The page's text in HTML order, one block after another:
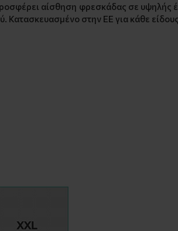
αίσθηση φρεσκάδας σε υψηλής
στην ΕΕ για κάθε